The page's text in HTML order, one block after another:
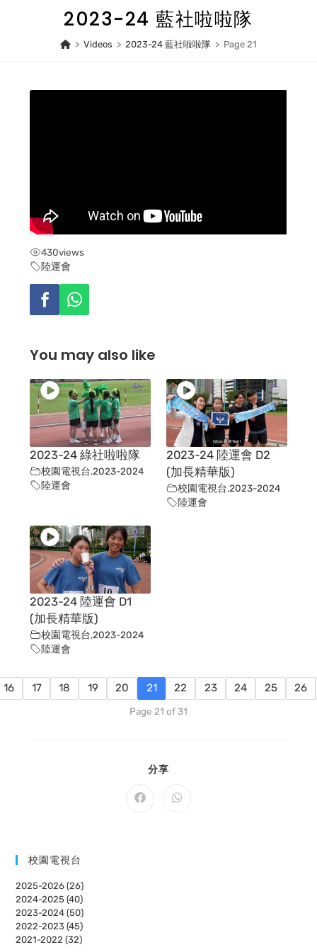
2023-24 藍社啦啦隊
> Videos > 2023-24 藍社啦啦隊 > Page 21
430views
陸運會
You may also like
2023-24 綠社啦啦隊
校園電視台,2023-2024
陸運會
2023-24 陸運會 D2
(加長精華版)
校園電視台,2023-2024
陸運會
2023-24 陸運會 D1
(加長精華版)
校園電視台,2023-2024
陸運會
16 17 18 19 20 21 22 23 24 25 26
Page 21 of 31
分享
CONTENT
Opens
Opens
校園電視台
2025-2026 (26)
2024-2025 (40)
2023-2024 (50)
2022-2023 (45)
2021-2022 (32)